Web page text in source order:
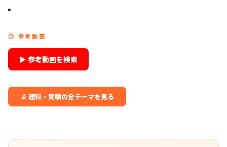
📺 参考動画
▶ 参考動画を検索
🔬 理科・実験の全テーマを見る